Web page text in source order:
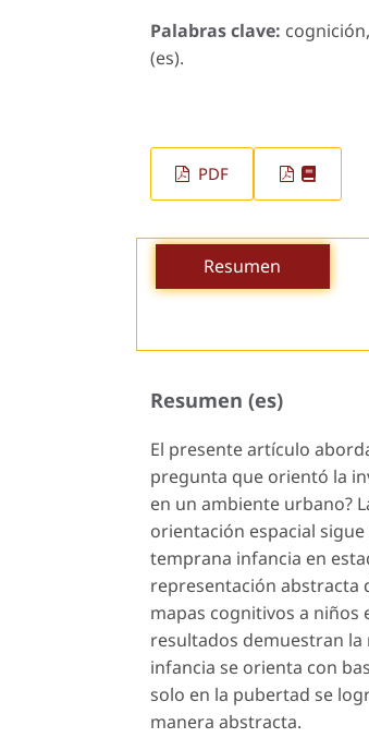
Palabras clave:
(es).
PDF
Resumen
Resumen (es)
El presente artículo
pregunta que orientó la
en un ambiente urbano?
orientación espacial
temprana infancia en
representación abstracta
mapas cognitivos a niños
resultados demuestran
infancia se orienta con
solo en la pubertad se
manera abstracta.